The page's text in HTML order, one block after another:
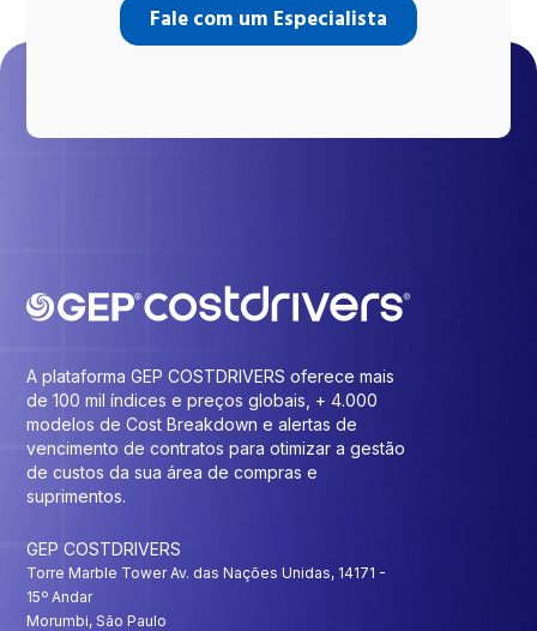
A plataforma GEP COSTDRIVERS oferece mais
de 100 mil índices e preços globais, + 4.000
modelos de Cost Breakdown e alertas de
vencimento de contratos para otimizar a gestão
de custos da sua área de compras e
suprimentos.
GEP COSTDRIVERS
Torre Marble Tower Av. das Nações Unidas, 14171 -
15º Andar
Morumbi, São Paulo